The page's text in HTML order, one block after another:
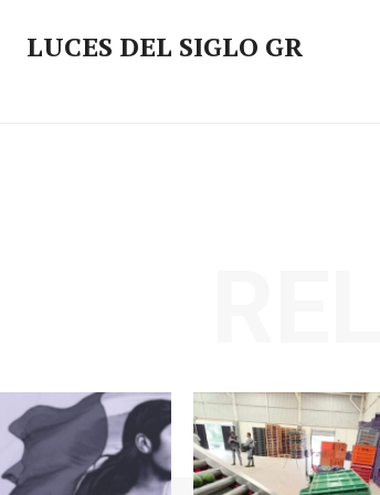
LUCES DEL SIGLO GR